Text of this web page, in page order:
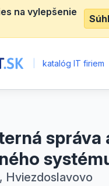
na vylepšenie
katalóg IT firiem
správa
Hviezdoslavovo